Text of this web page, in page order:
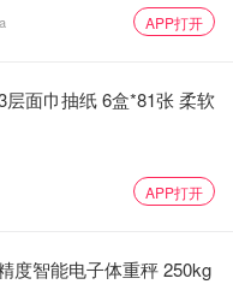
APP打开
层面巾抽纸 6盒*81张 柔软
APP打开
度智能电子体重秤 250kg